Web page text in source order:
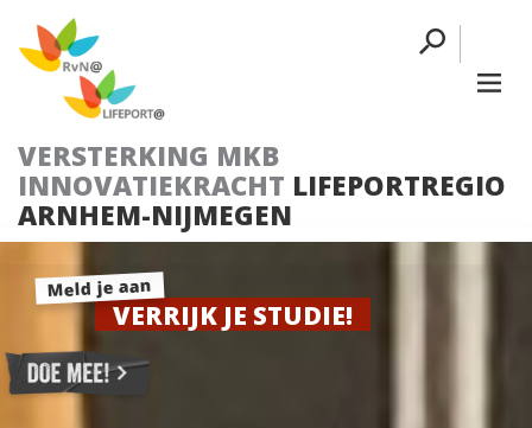
VERSTERKING MKB
INNOVATIEKRACHT LIFEPORTREGIO
ARNHEM-NIJMEGEN